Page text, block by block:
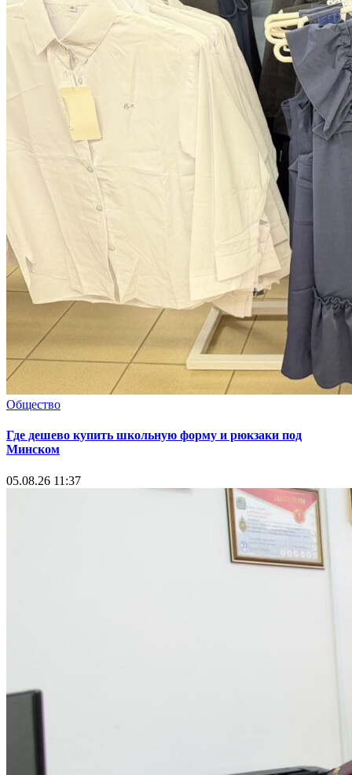
Общество
Где дешево купить школьную форму и рюкзаки под
Минском
05.08.26 11:37